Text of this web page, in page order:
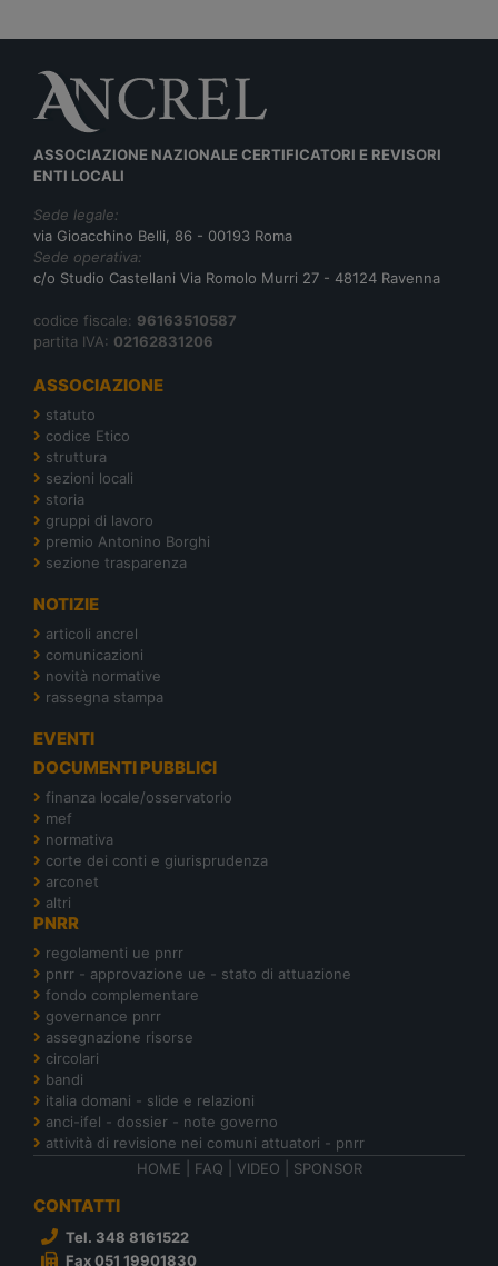
ASSOCIAZIONE NAZIONALE CERTIFICATORI E REVISORI
ENTI LOCALI
Sede legale:
via Gioacchino Belli, 86 - 00193 Roma
Sede operativa:
c/o Studio Castellani Via Romolo Murri 27 - 48124 Ravenna
codice fiscale: 96163510587
partita IVA: 02162831206
ASSOCIAZIONE
statuto
codice Etico
struttura
sezioni locali
storia
gruppi di lavoro
premio Antonino Borghi
sezione trasparenza
NOTIZIE
articoli ancrel
comunicazioni
novità normative
rassegna stampa
EVENTI
DOCUMENTI PUBBLICI
finanza locale/osservatorio
mef
normativa
corte dei conti e giurisprudenza
arconet
altri
PNRR
regolamenti ue pnrr
pnrr - approvazione ue - stato di attuazione
fondo complementare
governance pnrr
assegnazione risorse
circolari
bandi
italia domani - slide e relazioni
anci-ifel - dossier - note governo
attività di revisione nei comuni attuatori - pnrr
HOME
FAQ VIDEO SPONSOR
CONTATTI
Tel. 348 8161522
Fax 051 19901830